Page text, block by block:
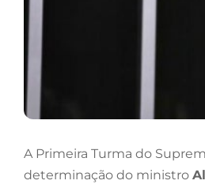
A Primeira Turma do
determinação do ministro